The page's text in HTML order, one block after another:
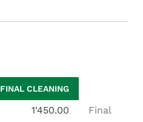
FINAL CLEANING
1'450.00
Final